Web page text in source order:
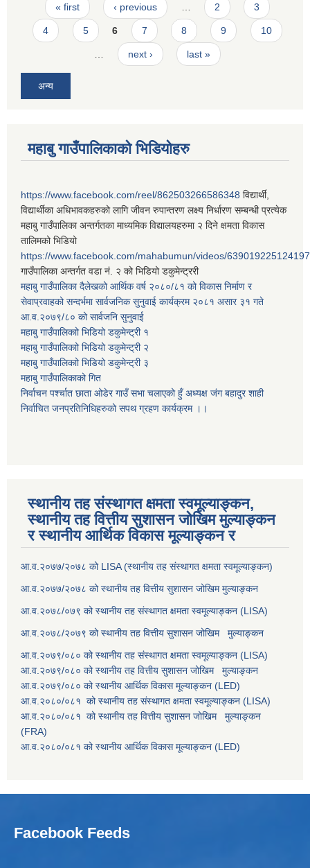
Pages
« first ‹ previous 2 3
4 5 6 7 8 9 10
next › last »
अन्य
महाबु गाउँपालिकाको भिडियोहरु
https://www.facebook.com/reel/862503266586348 विद्यार्थी,
विद्यार्थीका अधिभावकहरुको लागि जीवन रुपान्तरण लक्ष्य निर्धारण सम्बन्धी प्रत्येक
महाबु गाउँपालिका अन्तर्गतका माध्यमिक विद्यालयहरुमा २ दिने क्षमता विकास
तालिमको भिडियो
https://www.facebook.com/mahabumun/videos/639019225124197
गाउँपालिका अन्तर्गत वडा नं. २ को भिडियो डकुमेन्ट्ररी
महाबु गाउँपालिका दैलेखको आर्थिक वर्ष २०८०/८१ को विकास निर्माण र
सेवाप्रवाहको सन्दर्भमा सार्वजनिक सुनुवाई कार्यक्रम २०८१ असार ३१ गते
आ.व.२०७९/८० को सार्वजनि सुनुवाई
महाबु गाउँपालिकाो भिडियो डकुमेन्ट्री १
महाबु गाउँपालिकाो भिडियो डकुमेन्ट्री २
महाबु गाउँपालिकाो भिडियो डकुमेन्ट्री ३
महाबु गाउँपालिकाको गित
निर्वाचन पर्श्चात छाता ओडेर गाउँ सभा चलाएको हुँ अध्यक्ष जंग बहादुर शाही
निर्वाचित जनप्रतिनिधिहरुको सपथ ग्रहण कार्यक्रम ।।
स्थानीय तह संस्थागत क्षमता स्वमूल्याङ्कन,
स्थानीय तह वित्तीय सुशासन जोखिम मुल्याङ्कन
र स्थानीय आर्थिक विकास मूल्याङ्कन र
आ.व.२०७७/२०७८ को LISA (स्थानीय तह संस्थागत क्षमता स्वमूल्याङ्कन)
आ.व.२०७७/२०७८ को स्थानीय तह वित्तीय सुशासन जोखिम मुल्याङ्कन
आ.व.२०७८/०७९ को स्थानीय तह संस्थागत क्षमता स्वमूल्याङ्कन (LISA)
आ.व.२०७८/२०७९ को स्थानीय तह वित्तीय सुशासन जोखिम मुल्याङ्कन
आ.व.२०७९/०८० को स्थानीय तह संस्थागत क्षमता स्वमूल्याङ्कन (LISA)
आ.व.२०७९/०८० को स्थानीय तह वित्तीय सुशासन जोखिम मुल्याङ्कन
आ.व.२०७९/०८० को स्थानीय आर्थिक विकास मूल्याङ्कन (LED)
आ.व.२०८०/०८१ को स्थानीय तह संस्थागत क्षमता स्वमूल्याङ्कन (LISA)
आ.व.२०८०/०८१ को स्थानीय तह वित्तीय सुशासन जोखिम मुल्याङ्कन
(FRA)
आ.व.२०८०/०८१ को स्थानीय आर्थिक विकास मूल्याङ्कन (LED)
Facebook Feeds